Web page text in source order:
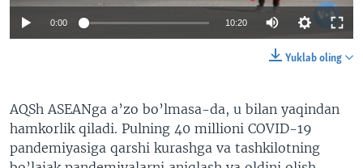
0:00 10:20
Yuklab oling
AQSh ASEANga a’zo bo’lmasa-da, u bilan yaqindan
hamkorlik qiladi. Pulning 40 millioni COVID-19
pandemiyasiga qarshi kurashga va tashkilotning